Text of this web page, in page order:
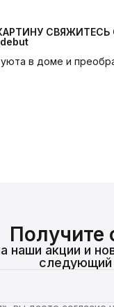
в доме и
Получите
наши акции и
следующий